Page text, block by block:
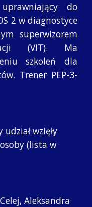
do
2 w diagnostyce
superwizorem
(VIT). Ma
szkoleń dla
Trener PEP-3-
wzięły
(lista w
Aleksandra